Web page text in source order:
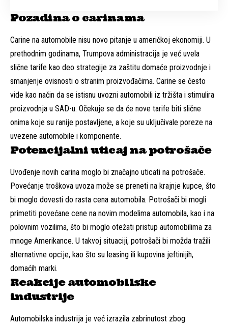
Pozadina o carinama
Carine na automobile nisu novo pitanje u američkoj ekonomiji. U
prethodnim godinama, Trumpova administracija je već uvela
slične tarife kao deo strategije za zaštitu domaće proizvodnje i
smanjenje ovisnosti o stranim proizvođačima. Carine se često
vide kao način da se istisnu uvozni automobili iz tržišta i stimulira
proizvodnja u SAD-u. Očekuje se da će nove tarife biti slične
onima koje su ranije postavljene, a koje su uključivale poreze na
uvezene automobile i komponente.
Potencijalni uticaj na potrošače
Uvođenje novih carina moglo bi značajno uticati na potrošače.
Povećanje troškova uvoza može se preneti na krajnje kupce, što
bi moglo dovesti do rasta cena automobila. Potrošači bi mogli
primetiti povećane cene na novim modelima automobila, kao i na
polovnim vozilima, što bi moglo otežati pristup automobilima za
mnoge Amerikance. U takvoj situaciji, potrošači bi možda tražili
alternativne opcije, kao što su leasing ili kupovina jeftinijih,
domaćih marki.
Reakcije automobilske
industrije
Automobilska industrija je već izrazila zabrinutost zbog